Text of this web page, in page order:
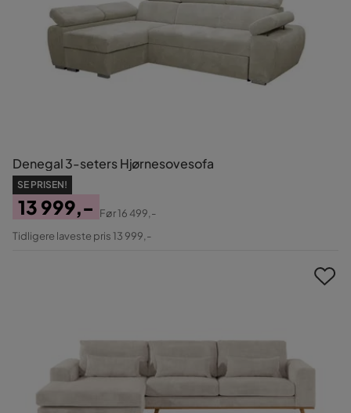
Denegal 3-seters Hjørnesovesofa
SE PRISEN!
Pris
13 999,-
Original
Før16 499,-
Tidligere laveste pris 13 999,-